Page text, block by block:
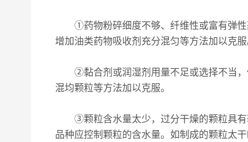
①药物粉碎细度不够、纤维性或富有弹性药
增加油类药物吸收剂充分混匀等方法加以克服
②黏合剂或润湿剂用量不足或选择不当，使
混均颗粒等方法加以克服。
③颗粒含水量太少，过分干燥的颗粒具有
品种应控制颗粒的含水量。如制成的颗粒太